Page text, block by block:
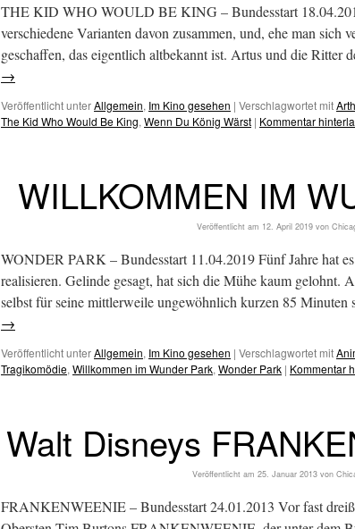
THE KID WHO WOULD BE KING – Bundesstart
verschiedene Varianten davon zusammen, und, ehe man sich
geschaffen, das eigentlich altbekannt ist. Artus und die Ritter
→
Veröffentlicht unterAllgemein, Im Kino gesehen | Verschlagwortet mit
The Kid Who Would Be King, Wenn Du König Wärst | Kommentar
WILLKOMMEN IM
Veröffentlicht am 12. April 2019 von
WONDER PARK – Bundesstart 11.04.2019 Fünf Jahre hat
realisieren. Gelinde gesagt, hat sich die Mühe kaum gelohnt.
selbst für seine mittlerweile ungewöhnlich kurzen 85
→
Veröffentlicht unterAllgemein, Im Kino gesehen | Verschlagwortet mit
Tragikomödie, Willkommen im Wunder Park, Wonder Park | Kommentar
Walt Disneys
Veröffentlicht am 25. Januar 2013 von
FRANKENWEENIE – Bundesstart 24.01.2013 Vor fast